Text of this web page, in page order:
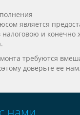
является
налоговою и конечно
требуются
доверьте ее нам.